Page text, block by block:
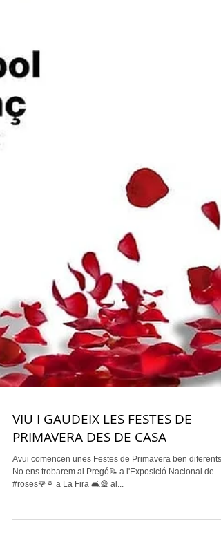
VIU I GAUDEIX LES FESTES DE
PRIMAVERA DES DE CASA
Avui comencen unes Festes de Primavera ben diferents.